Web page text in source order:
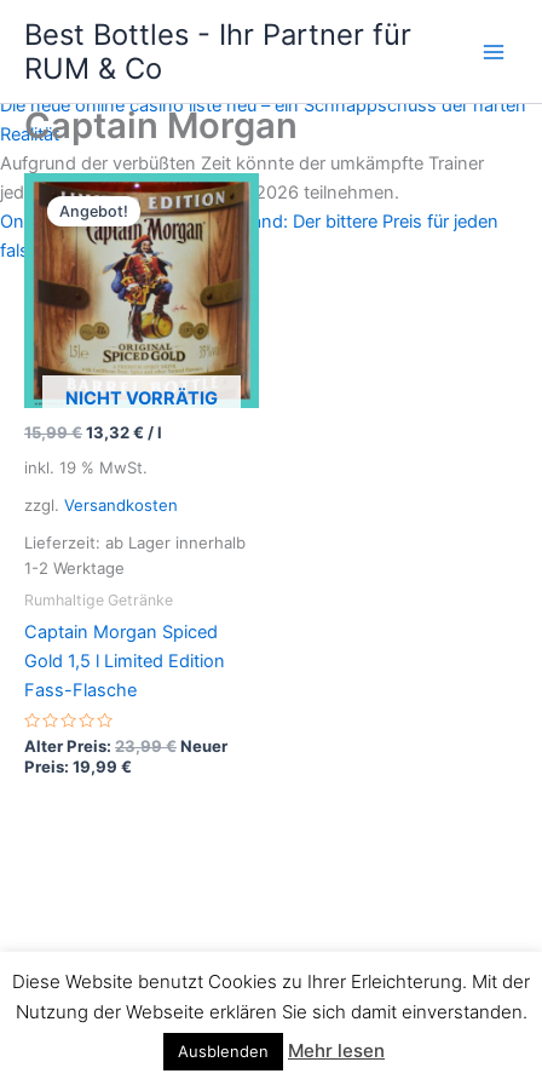
Seine Vergleiche mit Gold sind so vertraut, dass viele es im
gleichen Licht sehen, als Wertaufbewahrungsmittel, keine
Transaktionswährung.
Die neue online casino liste neu – ein Schnappschuss der harten
Realität
Aufgrund der verbüßten Zeit könnte der umkämpfte Trainer
jedoch an den Belmont Stakes 2026 teilnehmen.
Online Slots Echtgeld Deutschland: Der bittere Preis für jeden
falschen Spin
Inhalt
springen
Best Bottles - Ihr Partner für
RUM & Co
Captain Morgan
NICHT VORRÄTIG
15,99€13,32€ /l
Angebot!
inkl. 19 % MwSt.
zzgl. Versandkosten
Lieferzeit: ab Lager innerhalb
1-2 Werktage
Rumhaltige Getränke
Captain Morgan Spiced
Gold 1,5 l Limited Edition
Fass-Flasche
B
e
w
Alter Preis: 23,99€Neuer
Preis: 19,99 €
Copyright © 2026 Best Bottles - Ihr Partner für RUM & Co |
Präsentiert vonAstra-WordPress-Theme
Diese Website benutzt Cookies zu Ihrer Erleichterung. Mit der
Nutzung der Webseite erklären Sie sich damit einverstanden.
Ausblenden Mehr lesen